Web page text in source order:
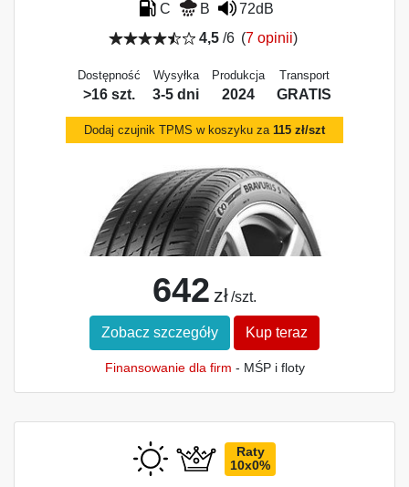
C B
72dB
4,5 /6 (7 opinii)
Dostępność
>16 szt.
Wysyłka
3-5 dni
Produkcja
2024
Transport
GRATIS
Dodaj czujnik TPMS w koszyku za 115 zł/szt
642 zł /szt.
Zobacz szczegóły Kup teraz
Finansowanie dla firm - MŚP i floty
Raty
10x0%